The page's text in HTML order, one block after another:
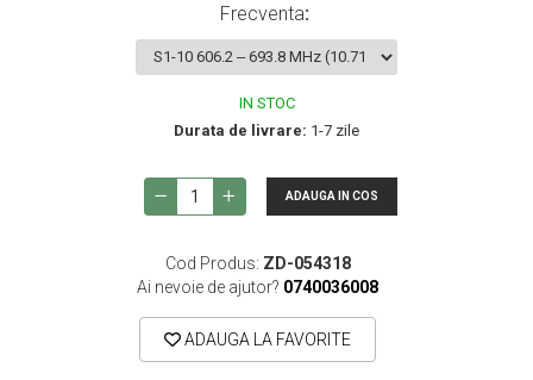
Microfoane wireless si sisteme
Studio si inregistrari
Accesorii de microfoane
Accesorii de rack
Controllere MIDI - USB DAW
Controllere monitoare de studio
Frecventa:
IN STOC
Durata de livrare: 1-7 zile
ADAUGA IN COS
Cod Produs: ZD-054318
Ai nevoie de ajutor? 0740036008
ADAUGA LA FAVORITE